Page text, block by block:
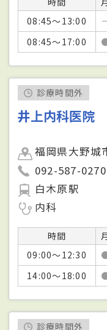
08:45～13:00
08:45～17:00
診療時間外
井上内科医院
福岡県大野城
092-587-0270
白木原駅
内科
時間
09:00～12:30
14:00～18:00
診療時間外